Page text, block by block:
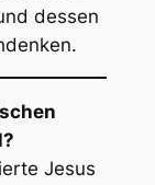
dessen
Jesus